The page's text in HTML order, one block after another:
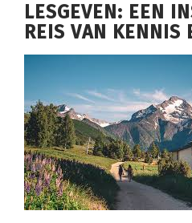
LESGEVEN: EEN
REIS VAN KENNIS